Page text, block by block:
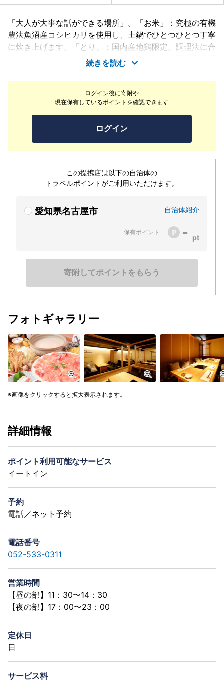
ログイン後に寄附や
現在保有しているポイントを確認できます
ログイン
この提携店は以下の自治体の
トラベルポイントがご利用いただけます。
愛知県名古屋市 自治体紹介
保有ポイント -
寄附してポイントをもらう
「大人が大事な話ができる場所」。「お米」：究極の有機
農法魚沼産コシヒカリを使用し、土鍋でひとつひとつ丁寧
に炊き上げます。「とり」：国内産地鶏限定。調理法に合
わせてどの部位を使うかまで。「おとうふ」：国内産大豆
を使用し、伊豆の天然にがりで毎朝店舗でお造り致しま
す。「お酒」：食材の産地に合わせ、料理に馴染む地酒・
焼酎をご用意。こだわりのワインリストなど、趣向に合わ
せて各種取り揃えております。
続きを読む
フォトギャラリー
画像をクリックすると拡大表示されます。
詳細情報
ポイント利用可能なサービス
イートイン
予約
電話／ネット予約
電話番号
052-533-0311
営業時間
【昼の部】11：30〜14：30
【夜の部】17：00〜23：00
定休日
日
サービス料